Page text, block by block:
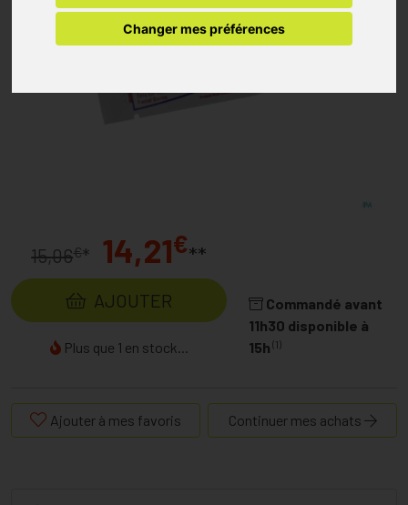
Changer mes préférences
15,06€* 14,21€**
AJOUTER
Plus que 1 en stock...
Commandé avant
11h30 disponible à
15h (1)
Ajouter à mes favoris Continuer mes achats